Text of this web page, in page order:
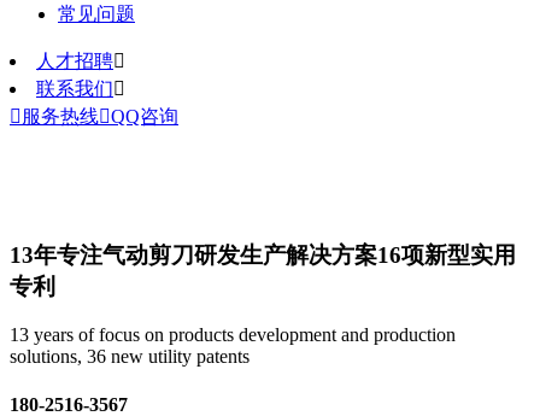
常见问题
人才招聘
联系我们
 服务热线QQ咨询
13年专注气动剪刀研发生产解决方案16项新型实用
专利
13 years of focus on products development and production
solutions, 36 new utility patents
180-2516-3567